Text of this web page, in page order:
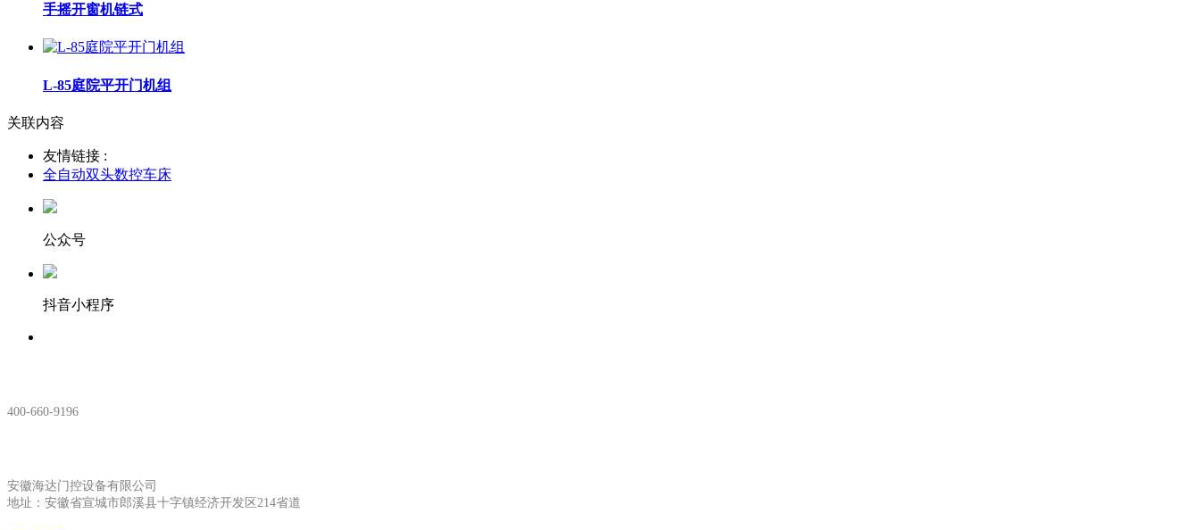
手摇开窗机链式
L-85庭院平开门机组
关联内容
友情链接 :
全自动双头数控车床
公众号
抖音小程序
400-660-9196
安徽海达门控设备有限公司
地址：安徽省宣城市郎溪县十字镇经济开发区214省道